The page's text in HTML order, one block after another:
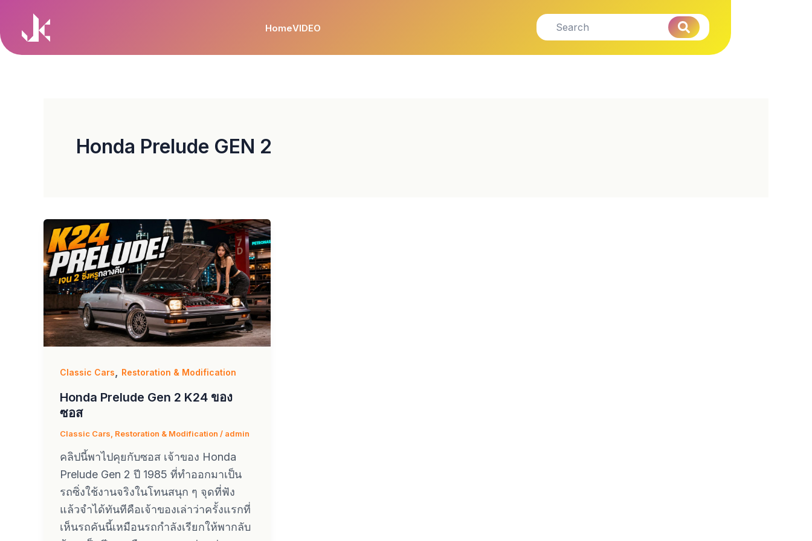
content
HomeVIDEO
Honda Prelude GEN 2
Classic Cars Restoration & Modification
Honda Prelude Gen 2 K24 ของ
ซอส
Classic Cars Restoration & Modification / admin
คลิปนี้พาไปคุยกับซอส เจ้าของ Honda
Prelude Gen 2 ปี 1985 ที่ทำออกมาเป็น
รถซิ่งใช้งานจริงในโทนสนุก ๆ จุดที่ฟัง
แล้วจำได้ทันทีคือเจ้าของเล่าว่าครั้งแรกที่
เห็นรถคันนี้เหมือนรถกำลังเรียกให้พากลับ